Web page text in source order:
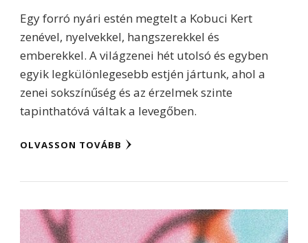
Egy forró nyári estén megtelt a Kobuci Kert
zenével, nyelvekkel, hangszerekkel és
emberekkel. A világzenei hét utolsó és egyben
egyik legkülönlegesebb estjén jártunk, ahol a
zenei sokszínűség és az érzelmek szinte
tapinthatóvá váltak a levegőben.
OLVASSON TOVÁBB